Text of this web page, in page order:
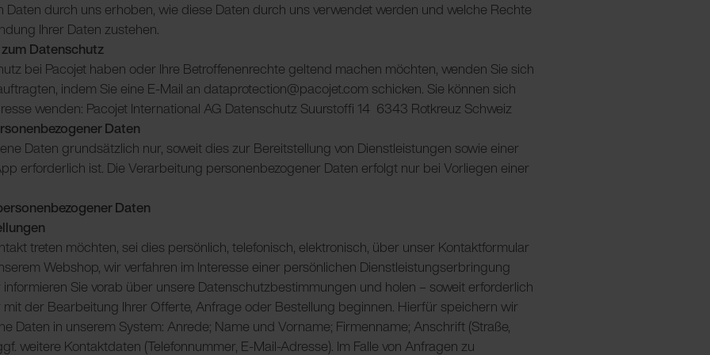
Daten durch uns erhoben, wie diese Daten durch uns verwendet werden und welche Rechte
Ihrer Daten zustehen.
Datenschutz
bei Pacojet haben oder Ihre Betroffenenrechte geltend machen möchten, wenden Sie sich
indem Sie eine E-Mail an dataprotection@pacojet.com schicken. Sie können sich
wenden: Pacojet International AG Datenschutz Suurstoffi 14 6343 Rotkreuz Schweiz
Daten
Daten grundsätzlich nur, soweit dies zur Bereitstellung von Dienstleistungen sowie einer
erforderlich ist. Die Verarbeitung personenbezogener Daten erfolgt nur bei Vorliegen einer
Daten
treten möchten, sei dies persönlich, telefonisch, elektronisch, über unser Kontaktformular
Webshop, wir verfahren im Interesse einer persönlichen Dienstleistungserbringung
Sie vorab über unsere Datenschutzbestimmungen und holen – soweit erforderlich
mit der Bearbeitung Ihrer Offerte, Anfrage oder Bestellung beginnen. Hierfür speichern wir
Daten in unserem System: Anrede; Name und Vorname; Firmenname; Anschrift (Straße,
weitere Kontaktdaten (Telefonnummer, E-Mail-Adresse). Im Falle von Anfragen zu